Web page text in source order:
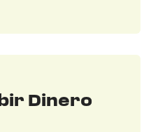
Dinero